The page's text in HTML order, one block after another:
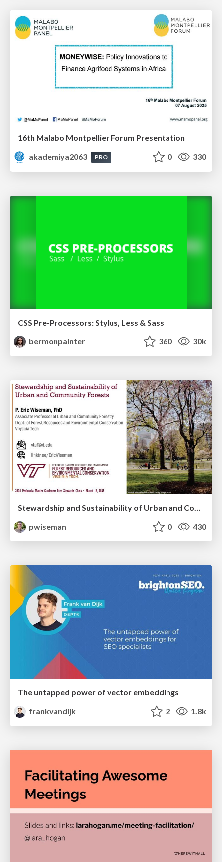
16th Malabo Montpellier Forum Presentation
akademiya2063
PRO 0 330
CSS Pre-Processors: Stylus, Less & Sass
bermonpainter
360 30k
pwiseman
0 430
The untapped power of vector embeddings
frankvandijk
2 1.8k